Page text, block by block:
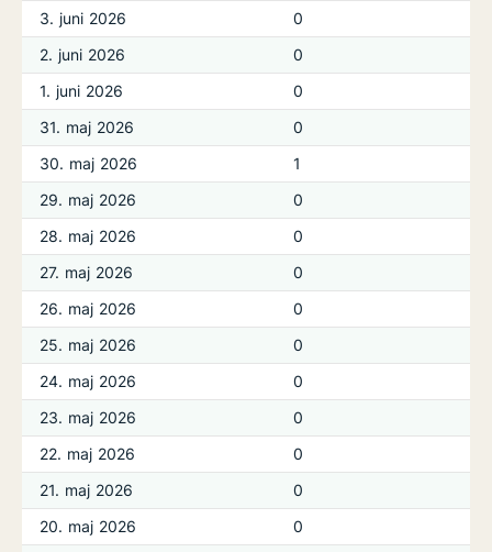
3. juni 2026
0
2. juni 2026
0
1. juni 2026
0
31. maj 2026
0
30. maj 2026
1
29. maj 2026
0
28. maj 2026
0
27. maj 2026
0
26. maj 2026
0
25. maj 2026
0
24. maj 2026
0
23. maj 2026
0
22. maj 2026
0
21. maj 2026
0
20. maj 2026
0